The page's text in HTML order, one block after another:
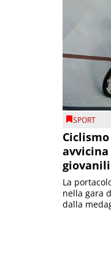
SPORT
giovanili
La
nella gara
dalla